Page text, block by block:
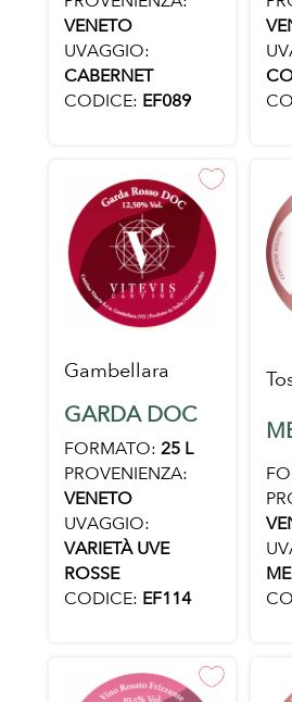
VENETO
UVAGGIO:
CABERNET
CODICE: EF089
Gambellara
GARDA DOC
FORMATO: 25 L
PROVENIENZA:
VENETO
UVAGGIO:
VARIETÀ UVE
ROSSE
CODICE: EF114